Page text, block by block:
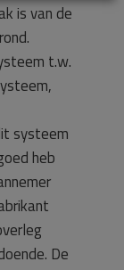
is van de
t.w.
systeem
heb
De